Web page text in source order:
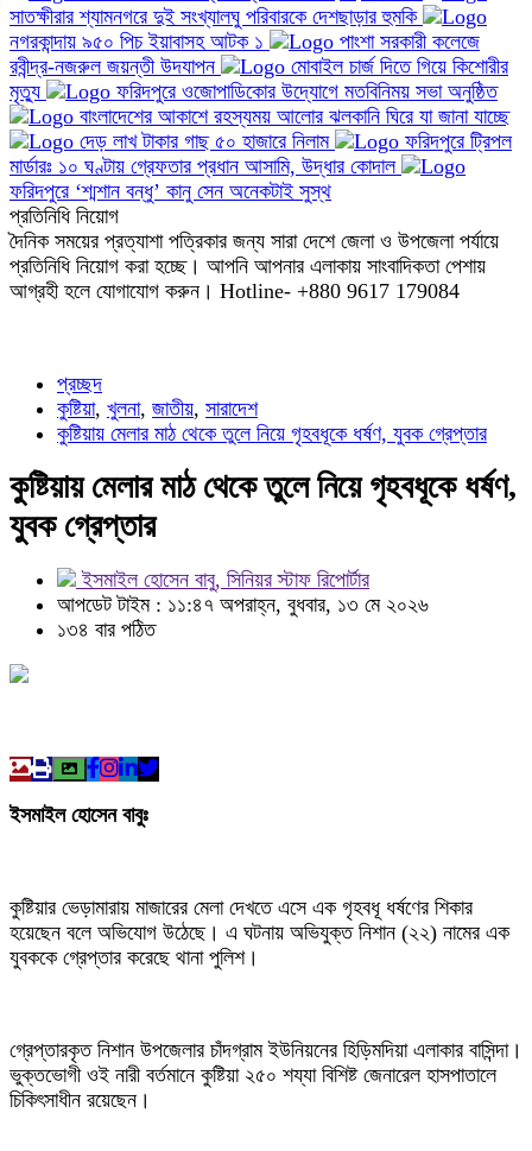
সাতক্ষীরার শ্যামনগরে দুই সংখ্যালঘু পরিবারকে দেশছাড়ার হুমকি
নগরকান্দায় ৯৫০ পিচ ইয়াবাসহ আটক ১
পাংশা সরকারী কলেজে
রবীন্দ্র-নজরুল জয়ন্তী উদযাপন
মোবাইল চার্জ দিতে গিয়ে কিশোরীর
মৃত্যু
ফরিদপুরে ওজোপাডিকোর উদ্যোগে মতবিনিময় সভা অনুষ্ঠিত
বাংলাদেশের আকাশে রহস্যময় আলোর ঝলকানি ঘিরে যা জানা যাচ্ছে
দেড় লাখ টাকার গাছ ৫০ হাজারে নিলাম
ফরিদপুরে ট্রিপল
মার্ডারঃ ১০ ঘণ্টায় গ্রেফতার প্রধান আসামি, উদ্ধার কোদাল
ফরিদপুরে ‘শ্মশান বন্ধু’ কানু সেন অনেকটাই সুস্থ
প্রতিনিধি নিয়োগ
দৈনিক সময়ের প্রত্যাশা পত্রিকার জন্য সারা দেশে জেলা ও উপজেলা পর্যায়ে
প্রতিনিধি নিয়োগ করা হচ্ছে। আপনি আপনার এলাকায় সাংবাদিকতা পেশায়
আগ্রহী হলে যোগাযোগ করুন। Hotline- +880 9617 179084
প্রচ্ছদ
কুষ্টিয়া, খুলনা, জাতীয়, সারাদেশ
কুষ্টিয়ায় মেলার মাঠ থেকে তুলে নিয়ে গৃহবধূকে ধর্ষণ, যুবক গ্রেপ্তার
কুষ্টিয়ায় মেলার মাঠ থেকে তুলে নিয়ে গৃহবধূকে ধর্ষণ,
যুবক গ্রেপ্তার
ইসমাইল হোসেন বাবু, সিনিয়র স্টাফ রিপোর্টার
আপডেট টাইম : ১১:৪৭ অপরাহ্ন, বুধবার, ১৩ মে ২০২৬
১৩৪ বার পঠিত
ইসমাইল হােসেন বাবুঃ
কুষ্টিয়ার ভেড়ামারায় মাজারের মেলা দেখতে এসে এক গৃহবধূ ধর্ষণের শিকার
হয়েছেন বলে অভিযোগ উঠেছে। এ ঘটনায় অভিযুক্ত নিশান (২২) নামের এক
যুবককে গ্রেপ্তার করেছে থানা পুলিশ।
গ্রেপ্তারকৃত নিশান উপজেলার চাঁদগ্রাম ইউনিয়নের হিড়িমদিয়া এলাকার বাসিন্দা।
ভুক্তভোগী ওই নারী বর্তমানে কুষ্টিয়া ২৫০ শয্যা বিশিষ্ট জেনারেল হাসপাতালে
চিকিৎসাধীন রয়েছেন।